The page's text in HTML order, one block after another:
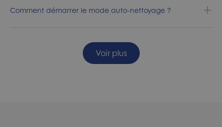
Comment démarrer le mode auto-nettoyage ?
Voir plus